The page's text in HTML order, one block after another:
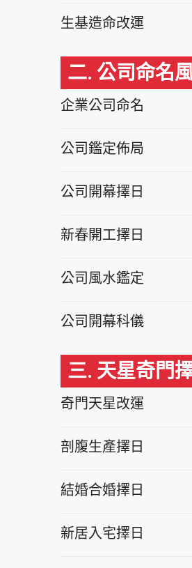
生基造命改運
二. 公司命名
企業公司命名
公司鑑定佈局
公司開幕擇日
新春開工擇日
公司風水鑑定
公司開幕科儀
三. 天星奇門
奇門天星改運
剖腹生產擇日
結婚合婚擇日
新居入宅擇日